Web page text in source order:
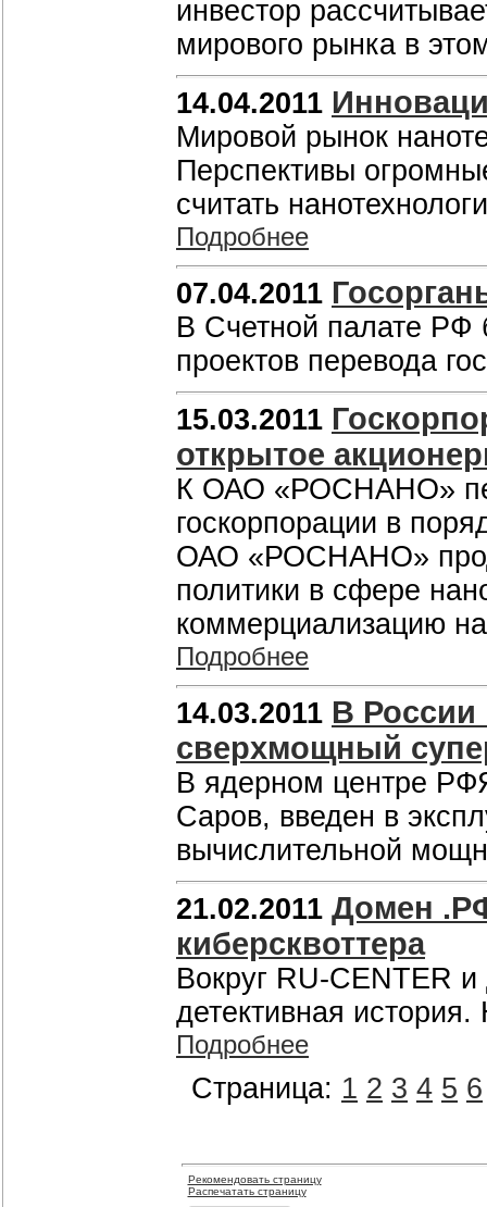
инвестор
мирового рынка в
14.04.2011
Мировой рынок
Перспективы
считать
Подробнее
07.04.2011
В Счетной палате РФ
проектов перевода
15.03.2011
открытое
К ОАО «РОСНАНО»
госкорпорации в
ОАО «РОСНАНО»
политики в сфере
коммерциализацию
Подробнее
14.03.2011 В России
сверхмощный
В ядерном центре
Саров, введен в
вычислительной
21.02.2011 Домен
киберсквоттера
Вокруг RU-CENTER
детективная
Подробнее
Страница: 1 2 3 4 5 6
Рекомендовать страницу
Распечатать страницу